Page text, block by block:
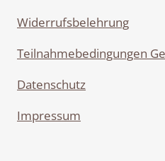
Widerrufsbelehrung
Teilnahmebedingungen
Datenschutz
Impressum